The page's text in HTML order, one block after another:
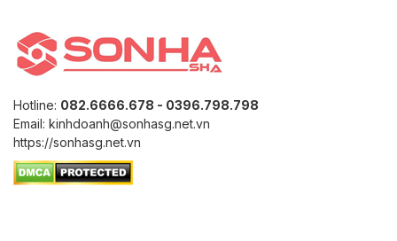
Hotline: 082.6666.678 - 0396.798.798
Email: kinhdoanh@sonhasg.net.vn
https://sonhasg.net.vn